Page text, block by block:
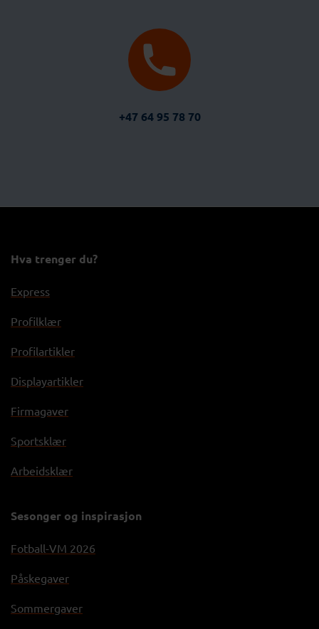
+47 64 95 78 70
Hva trenger du?
Express
Profilklær
Profilartikler
Displayartikler
Firmagaver
Sportsklær
Arbeidsklær
Sesonger og inspirasjon
Fotball-VM 2026
Påskegaver
Sommergaver